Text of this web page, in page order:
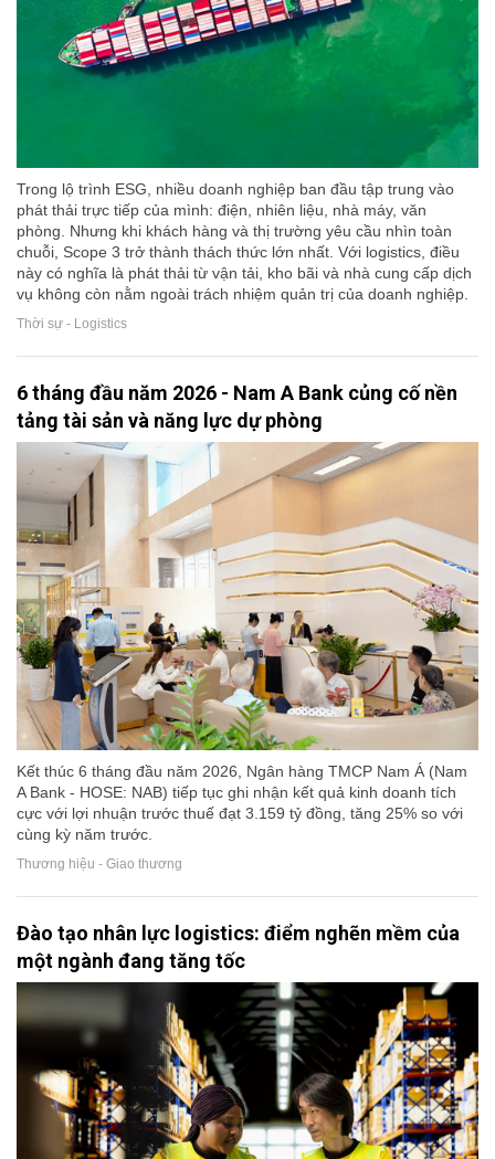
Trong lộ trình ESG, nhiều doanh nghiệp ban đầu tập trung vào
phát thải trực tiếp của mình: điện, nhiên liệu, nhà máy, văn
phòng. Nhưng khi khách hàng và thị trường yêu cầu nhìn toàn
chuỗi, Scope 3 trở thành thách thức lớn nhất. Với logistics, điều
này có nghĩa là phát thải từ vận tải, kho bãi và nhà cung cấp dịch
vụ không còn nằm ngoài trách nhiệm quản trị của doanh nghiệp.
Thời sự - Logistics
6 tháng đầu năm 2026 - Nam A Bank củng cố nền
tảng tài sản và năng lực dự phòng
Kết thúc 6 tháng đầu năm 2026, Ngân hàng TMCP Nam Á (Nam
A Bank - HOSE: NAB) tiếp tục ghi nhận kết quả kinh doanh tích
cực với lợi nhuận trước thuế đạt 3.159 tỷ đồng, tăng 25% so với
cùng kỳ năm trước.
Thương hiệu - Giao thương
Đào tạo nhân lực logistics: điểm nghẽn mềm của
một ngành đang tăng tốc